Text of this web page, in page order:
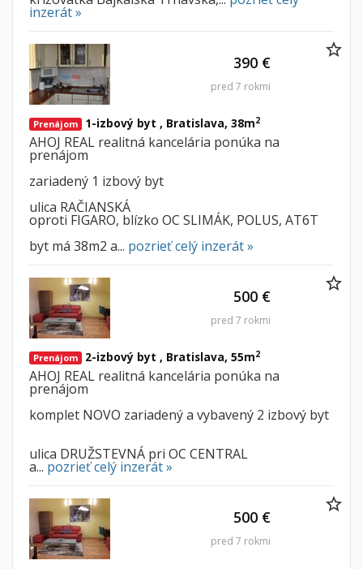
Pozemok
Stavebné pozemky
Bývanie a rekreácia
Poľnohospodárske pozemky
Záhrada
Iný poľnohospodársky pozemok
Nebytové priestory
Administratívne, obchodné
Rekreačné, reštauračné
Filtre
Len s fotkou
Novostavba
searchHľadaj
Uložiť vyhľadávanie
Zatvoriť vyhľadávanie
inzerát »
Prenájom 1-izbový byt , Bratislava, 38m2
AHOJ REAL realitná kancelária ponúka na
prenájom
zariadený 1 izbový byt
ulica RAČIANSKÁ
oproti FIGARO, blízko OC SLIMÁK, POLUS, AT6T
byt má 38m2 a... pozrieť celý inzerát »
390 €
pred 7 rokmi
Prenájom 2-izbový byt , Bratislava, 55m2
AHOJ REAL realitná kancelária ponúka na
prenájom
komplet NOVO zariadený a vybavený 2 izbový byt
ulica DRUŽSTEVNÁ pri OC CENTRAL
a... pozrieť celý inzerát »
500 €
pred 7 rokmi
500 €
pred 7 rokmi